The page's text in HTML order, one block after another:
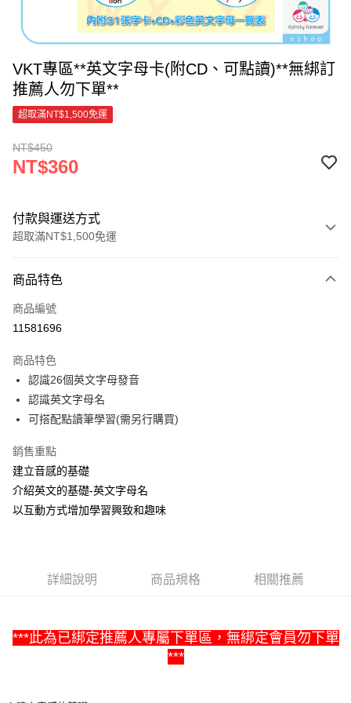
VKT專區**英文字母卡(附CD、可點讀)**無綁訂
推薦人勿下單**
超取滿NT$1,500免運
NT$450
NT$360
付款與運送方式
超取滿NT$1,500免運
信用卡一次付款
超商取貨付款
Apple Pay
街口支付
Google Pay
ATM付款
每筆NT$60，滿NT$1,500(含以上)免運費
每筆NT$60，滿NT$1,500(含以上)免運費
商品特色
商品編號
11581696
商品特色
認識26個英文字母發音
認識英文字母名
可搭配點讀筆學習(需另行購買)
銷售重點
建立音感的基礎
介紹英文的基礎-英文字母名
以互動方式增加學習興致和趣味
詳細說明 商品規格 相關推薦
***此為已綁定推薦人專屬下單區，無綁定會員勿下單
***